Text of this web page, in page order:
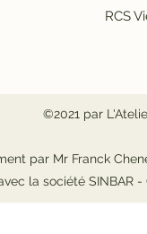
RCS
©2021 par
par Mr Franck
la société SINBAR